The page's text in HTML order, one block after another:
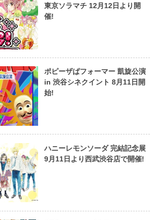
東京ソラマチ 12月12日より開
催!
ポピーザぱフォーマー 凱旋公演
in 渋谷シネクイント 8月11日開
始!
ハニーレモンソーダ 完結記念展
9月11日より西武渋谷店で開催!